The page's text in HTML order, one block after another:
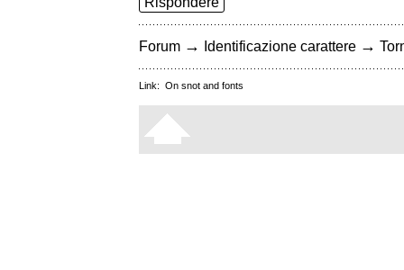
Forum → Identificazione carattere →
Link: On snot and fonts